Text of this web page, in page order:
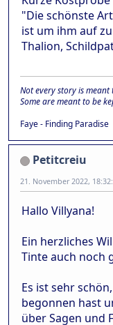
"Die schönste
ist um ihm auf
Thalion,
Not every story is meant
Some are meant to be
Faye - Finding Paradise
Petitcreiu
21. November 2022,
Hallo Villyana!
Ein herzliches
Tinte auch noch
Es ist sehr
begonnen hast
über Sagen und